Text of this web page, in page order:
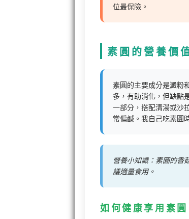
位最保險。
素圓的營養價
素圓的主要成分是澱粉
多，有助消化，但缺點
一部分，搭配清湯或沙
常偏鹹。我自己吃素圓
營養小知識：素圓的香
議適量食用。
如何健康享用素圓